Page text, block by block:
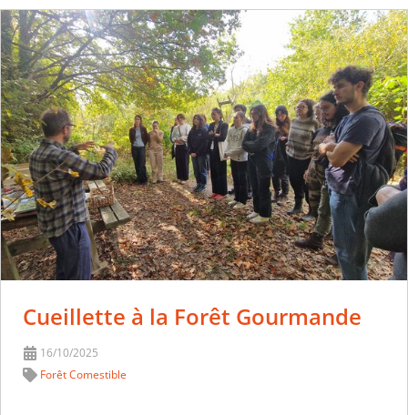
Cueillette à la Forêt Gourmande
16/10/2025
Forêt Comestible